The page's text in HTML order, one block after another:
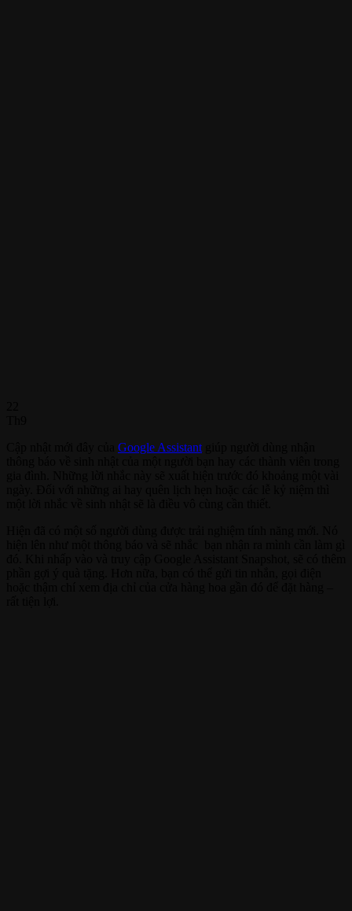
Google Assistant